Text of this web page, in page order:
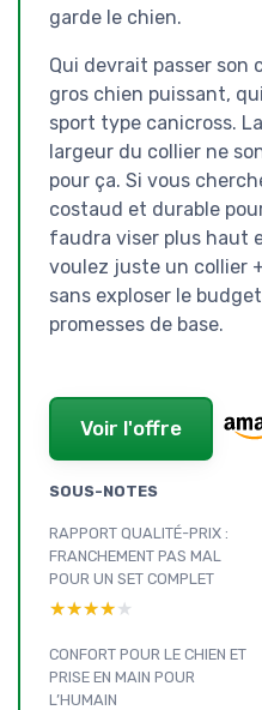
garde le chien.
Qui devrait passer son
gros chien puissant,
sport type canicross.
largeur du collier ne
pour ça. Si vous
costaud et durable
faudra viser plus haut
voulez juste un collier
sans exploser le
promesses de base.
Voir l'offre
SOUS-NOTES
RAPPORT QUALITÉ-PRIX :
FRANCHEMENT PAS MAL
POUR UN SET COMPLET
★★★★★
★★★★★
CONFORT POUR LE CHIEN ET
PRISE EN MAIN POUR
L’HUMAIN